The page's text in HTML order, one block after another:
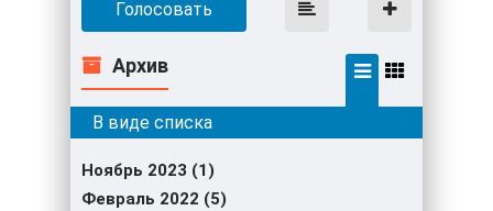
Голосовать
Архив
Ноябрь 2023 (1)
Февраль 2022 (5)